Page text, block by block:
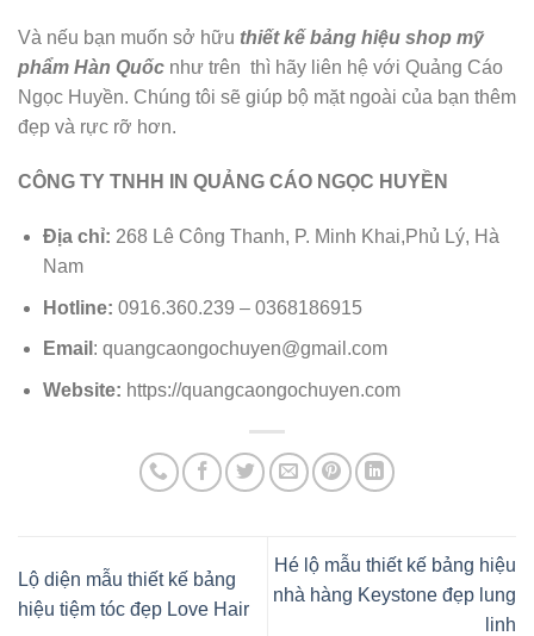
Và nếu bạn muốn sở hữu thiết kế bảng hiệu shop mỹ
phẩm Hàn Quốc như trên thì hãy liên hệ với Quảng Cáo
Ngọc Huyền. Chúng tôi sẽ giúp bộ mặt ngoài của bạn thêm
đẹp và rực rỡ hơn.
CÔNG TY TNHH IN QUẢNG CÁO NGỌC HUYỀN
Địa chỉ: 268 Lê Công Thanh, P. Minh Khai,Phủ Lý, Hà
Nam
Hotline: 0916.360.239 – 0368186915
Email : quangcaongochuyen@gmail.com
Website: https://quangcaongochuyen.com
Lộ diện mẫu thiết kế bảng
hiệu tiệm tóc đẹp Love Hair
Hé lộ mẫu thiết kế bảng hiệu
nhà hàng Keystone đẹp lung
linh